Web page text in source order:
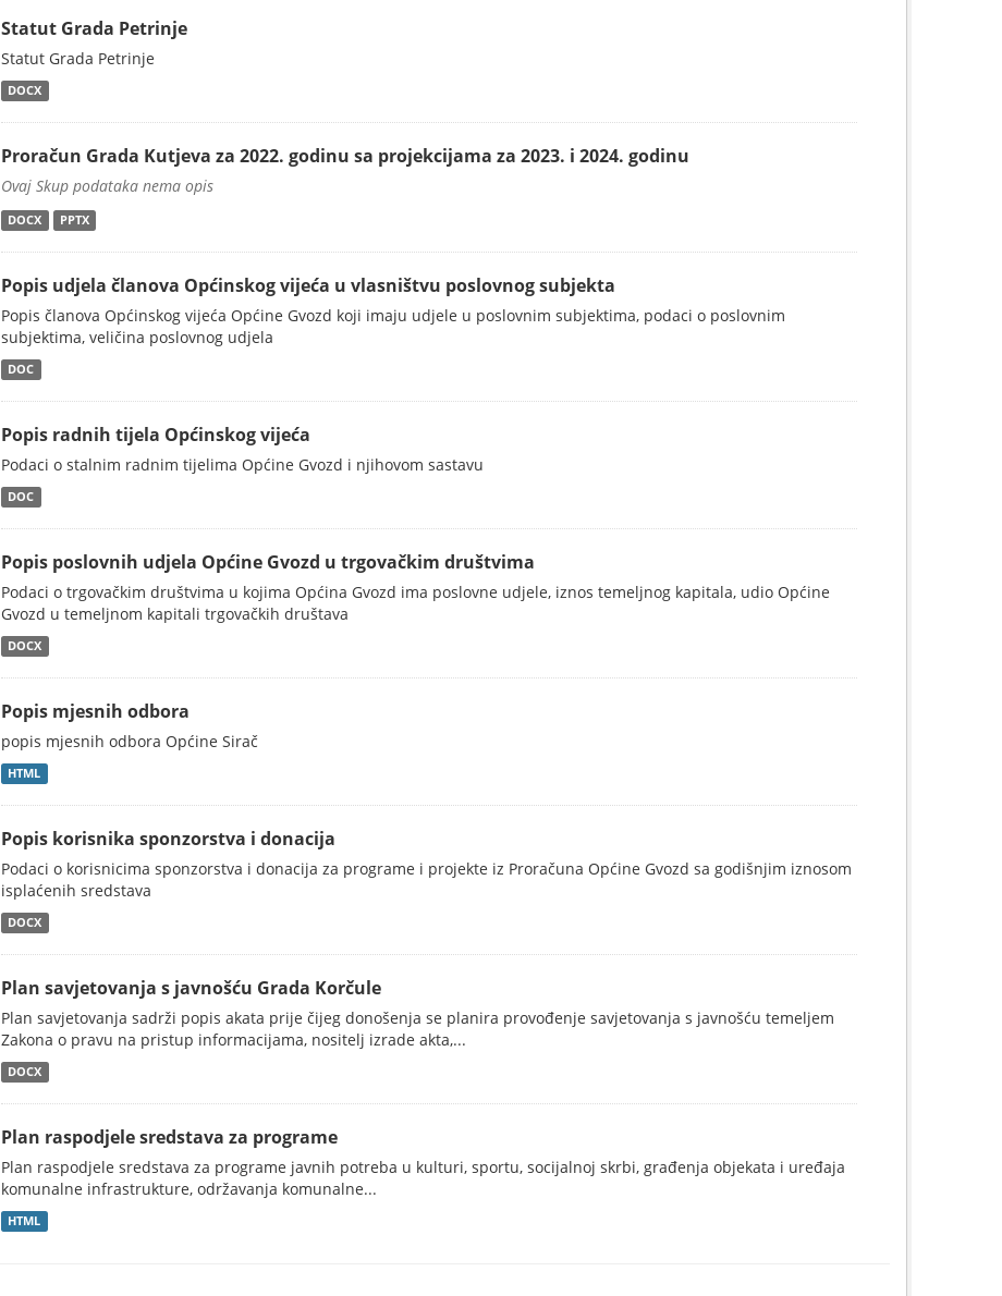
Statut Grada Petrinje
Statut Grada Petrinje
DOCX
Proračun Grada Kutjeva za 2022. godinu sa projekcijama za 2023. i 2024. godinu
Ovaj Skup podataka nema opis
DOCX PPTX
Popis udjela članova Općinskog vijeća u vlasništvu poslovnog subjekta
Popis članova Općinskog vijeća Općine Gvozd koji imaju udjele u poslovnim subjektima, podaci o poslovnim
subjektima, veličina poslovnog udjela
DOC
Popis radnih tijela Općinskog vijeća
Podaci o stalnim radnim tijelima Općine Gvozd i njihovom sastavu
DOC
Popis poslovnih udjela Općine Gvozd u trgovačkim društvima
Podaci o trgovačkim društvima u kojima Općina Gvozd ima poslovne udjele, iznos temeljnog kapitala, udio Općine
Gvozd u temeljnom kapitali trgovačkih društava
DOCX
Popis mjesnih odbora
popis mjesnih odbora Općine Sirač
HTML
Popis korisnika sponzorstva i donacija
Podaci o korisnicima sponzorstva i donacija za programe i projekte iz Proračuna Općine Gvozd sa godišnjim iznosom
isplaćenih sredstava
DOCX
Plan savjetovanja s javnošću Grada Korčule
Plan savjetovanja sadrži popis akata prije čijeg donošenja se planira provođenje savjetovanja s javnošću temeljem
Zakona o pravu na pristup informacijama, nositelj izrade akta,...
DOCX
Plan raspodjele sredstava za programe
Plan raspodjele sredstava za programe javnih potreba u kulturi, sportu, socijalnoj skrbi, građenja objekata i uređaja
komunalne infrastrukture, održavanja komunalne...
HTML